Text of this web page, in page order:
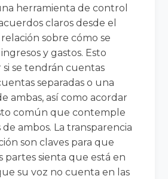
herramienta de control
claros desde el
sobre cómo se
y gastos. Esto
se tendrán cuentas
separadas o una
ambas, así como acordar
común que contemple
de ambos. La transparencia
son claves para que
partes sienta que está en
su voz no cuenta en las